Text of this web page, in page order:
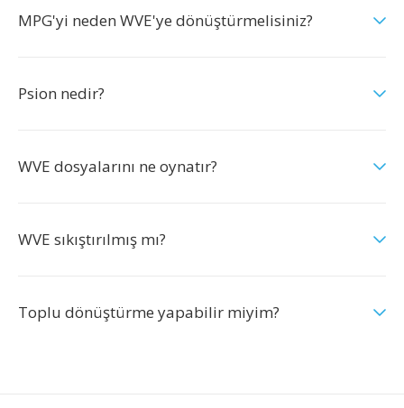
MPG'yi neden WVE'ye dönüştürmelisiniz?
Psion nedir?
WVE dosyalarını ne oynatır?
WVE sıkıştırılmış mı?
Toplu dönüştürme yapabilir miyim?